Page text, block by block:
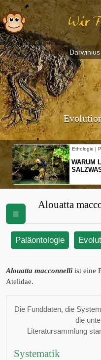
Wir
Ethologie |
WARUM
Alouatta
Paläontologie
Alouatta macconnelli ist eine
Atelidae.
Die Funddaten, die
die
Literatursammlung
Systematik